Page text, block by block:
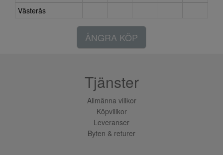
Västerås
ÅNGRA KÖP
Tjänster
Allmänna villkor
Köpvillkor
Leveranser
Byten & returer